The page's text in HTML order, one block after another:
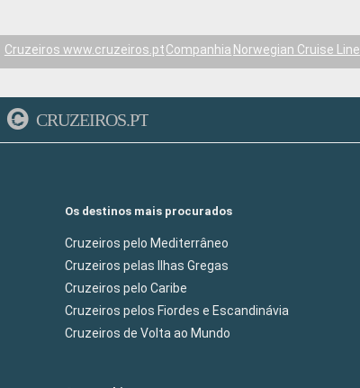
Cruzeiros www.cruzeiros.ptCompanhia Norwegian Cruise Line
CRUZEIROS.PT
Os destinos mais procurados
Cruzeiros pelo Mediterrâneo
Cruzeiros pelas Ilhas Gregas
Cruzeiros pelo Caribe
Cruzeiros pelos Fiordes e Escandinávia
Cruzeiros de Volta ao Mundo